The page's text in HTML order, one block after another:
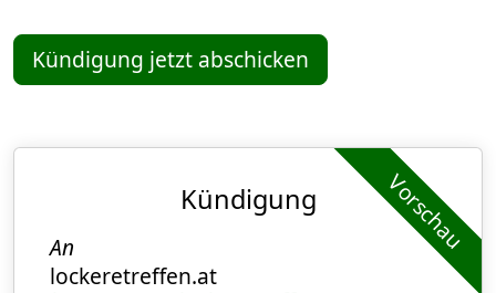
Kündigung jetzt abschicken
Vorschau
Kündigung
An
lockeretreffen.at